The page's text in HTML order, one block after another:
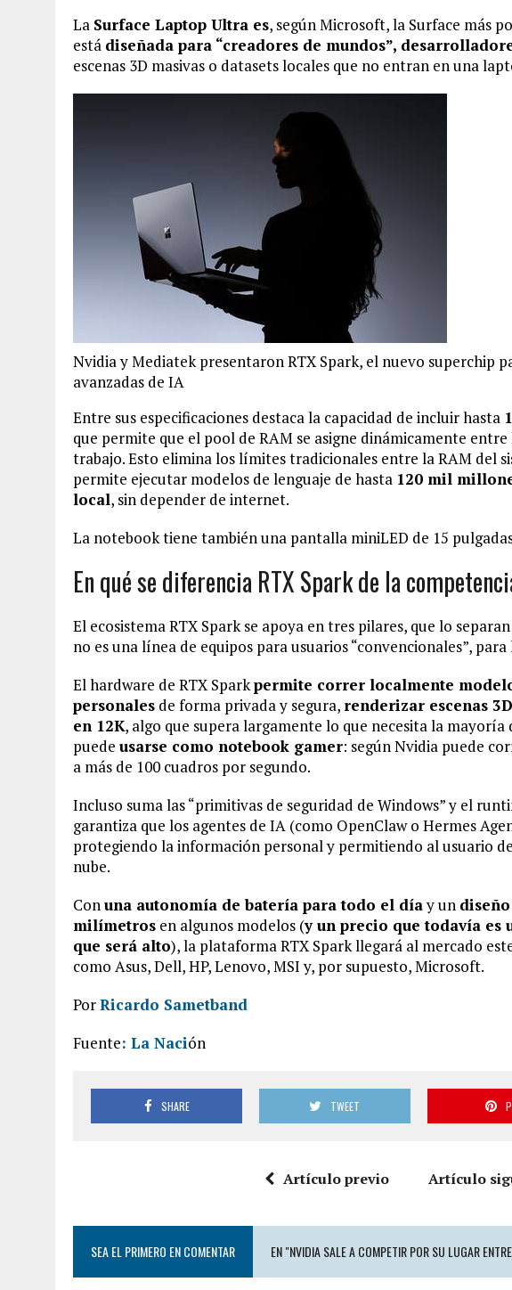
La Surface Laptop Ultra es, según Microsoft, la Surface más
está diseñada para “creadores de mundos”,
escenas 3D masivas o datasets locales que no entran en una
Nvidia y Mediatek presentaron RTX Spark, el nuevo superchip
avanzadas de IA
Entre sus especificaciones destaca la capacidad de incluir hasta
que permite que el pool de RAM se asigne dinámicamente entre
trabajo. Esto elimina los límites tradicionales entre la RAM del
permite ejecutar modelos de lenguaje de hasta 120 mil
local, sin depender de internet.
La notebook tiene también una pantalla miniLED de 15
En qué se diferencia RTX Spark de la
El ecosistema RTX Spark se apoya en tres pilares, que lo
no es una línea de equipos para usuarios “convencionales”,
El hardware de RTX Sparkpermite correr localmente
personales de forma privada y segura, renderizar escenas
en 12K, algo que supera largamente lo que necesita la mayoría
puede usarse como notebook gamer: según Nvidia puede
a más de 100 cuadros por segundo.
Incluso suma las “primitivas de seguridad de Windows” y el
garantiza que los agentes de IA (como OpenClaw o Hermes
protegiendo la información personal y permitiendo al usuario
nube.
Conuna autonomía de batería para todo el díay un
milímetros en algunos modelos (y un precio que todavía es
que será alto), la plataforma RTX Spark llegará al mercado
como Asus, Dell, HP, Lenovo, MSI y, por supuesto, Microsoft.
PorRicardo Sametband
Fuente: La Nación
SHARE TWEET
Artículo previo Artículo
SEA EL PRIMERO EN COMENTAR EN "NVIDIA SALE A COMPETIR POR SU LUGAR